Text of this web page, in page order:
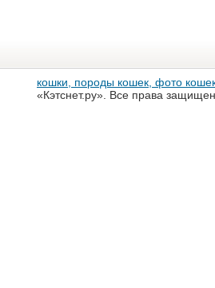
кошки, породы кошек, фото
«Кэтснет.ру». Все права